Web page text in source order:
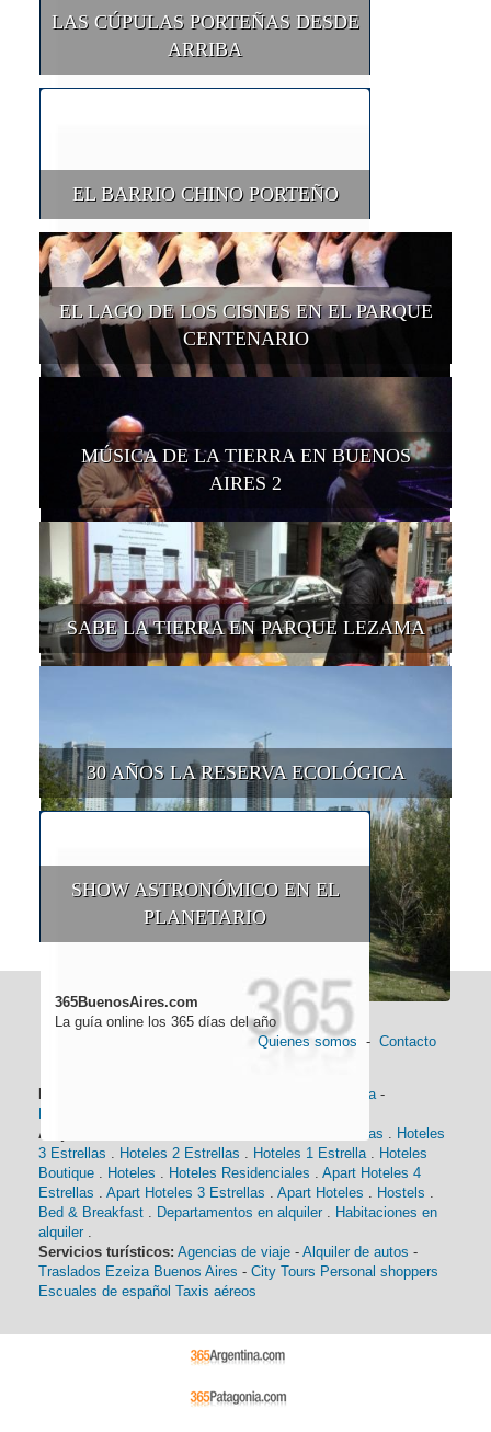
LAS CÚPULAS PORTEÑAS DESDE
ARRIBA
EL BARRIO CHINO PORTEÑO
EL LAGO DE LOS CISNES EN EL PARQUE
CENTENARIO
MÚSICA DE LA TIERRA EN BUENOS
AIRES 2
SABE LA TIERRA EN PARQUE LEZAMA
30 AÑOS LA RESERVA ECOLÓGICA
SHOW ASTRONÓMICO EN EL
PLANETARIO
365BuenosAires.com
La guía online los 365 días del año
Quienes somos - Contacto
Historia-
Alojamiento:
Hoteles 4 Estrellas . Hoteles
3 Estrellas . Hoteles 2 Estrellas . Hoteles 1 Estrella. Hoteles
Boutique . Hoteles . Hoteles Residenciales . Apart Hoteles 4
Estrellas . Apart Hoteles 3 Estrellas . Apart Hoteles . Hostels .
Bed & Breakfast . Departamentos en alquiler . Habitaciones en
alquiler .
Servicios turísticos: Agencias de viaje - Alquiler de autos -
Traslados Ezeiza Buenos Aires - City Tours Personal shoppers
Escuales de español Taxis aéreos